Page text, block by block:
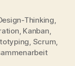
Thinking
Kanban
Scrum